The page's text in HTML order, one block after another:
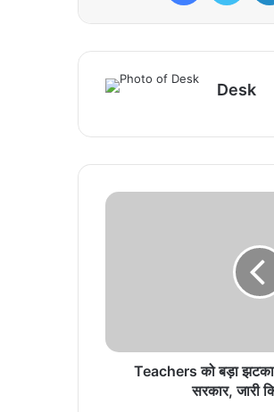
Desk
Teachers को बड़ा झटका
सरकार, जारी